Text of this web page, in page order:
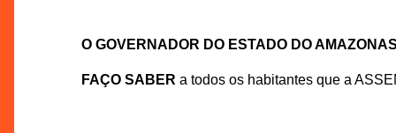
O GOVERNADOR DO ESTADO DO
FAÇO SABER a todos os habitantes que a